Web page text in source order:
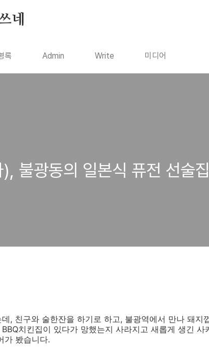
네
록 Admin Write 미디어
불광동의 일본식 퓨전 선술
, 친구와 술한잔을 하기로 하고, 불광역에서 만나 돼지
치킨집이 있다가 망했는지 사라지고 새롭게 생긴 사
가 봤습니다.